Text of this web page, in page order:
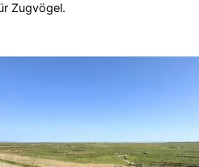
Zugvögel.